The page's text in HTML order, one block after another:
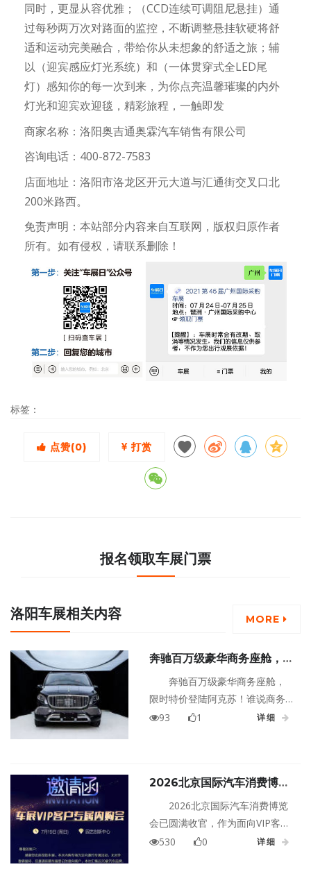
同时，更显从容优雅；（CCD连续可调阻尼悬挂）通
过每秒两万次对路面的监控，不断调整悬挂软硬将舒
适和运动完美融合，带给你从未想象的舒适之旅；辅
以（迎宾感应灯光系统）和（一体贯穿式全LED尾
灯）感知你的每一次到来，为你点亮温馨璀璨的内外
灯光和迎宾欢迎毯，精彩旅程，一触即发
商家名称：洛阳奥吉通奥霖汽车销售有限公司
咨询电话：400-872-7583
店面地址：洛阳市洛龙区开元大道与汇通街交叉口北
200米路西。
免责声明：本站部分内容来自互联网，版权归原作者
所有。如有侵权，请联系删除！
标签：
点赞(0) 打赏
报名领取车展门票
洛阳车展相关内容 MORE
奔驰百万级豪华商务座舱，限
时特价登陆阿克苏！
奔驰百万级豪华商务座舱，
限时特价登陆阿克苏！谁说商务
出行就得沉闷老气、拘谨将就？
驰高端商务直接打破传统商务车
的刻板套路，不靠浮夸堆砌撑气
场，凭实力成为商务出行圈的氛
围感百搭王者。
93 1 详细
2026北京国际汽车消费博览
会收官：7月19日内购会接棒
2026北京国际汽车消费博览
会已圆满收官，作为面向VIP客户
的专属后续场次——7月19日车展
530 0 详细